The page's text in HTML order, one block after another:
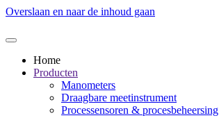
Overslaan en naar de inhoud gaan
Home
Producten
Manometers
Draagbare meetinstrument
Processensoren & procesbeheersing